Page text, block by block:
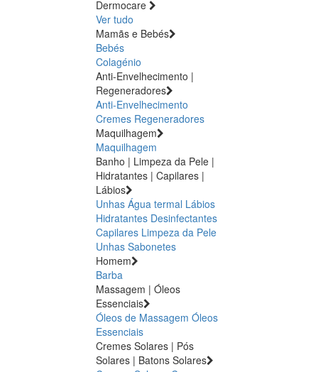
Dermocare
Ver tudo
Mamãs e Bebés
Bebés
Colagénio
Anti-Envelhecimento |
Regeneradores
Anti-Envelhecimento
Cremes Regeneradores
Maquilhagem
Maquilhagem
Banho | Limpeza da Pele |
Hidratantes | Capilares |
Lábios
Unhas Água termal Lábios
Hidratantes Desinfectantes
Capilares Limpeza da Pele
Unhas Sabonetes
Homem
Barba
Massagem | Óleos
Essenciais
Óleos de Massagem Óleos
Essenciais
Cremes Solares | Pós
Solares | Batons Solares